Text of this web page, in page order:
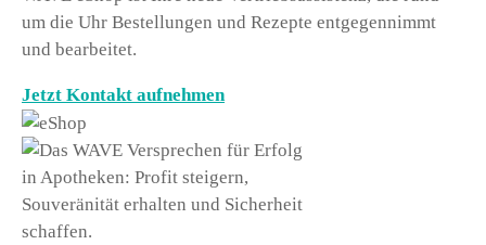
um die Uhr Bestellungen und Rezepte entgegennimmt
und bearbeitet.
Jetzt Kontakt aufnehmen